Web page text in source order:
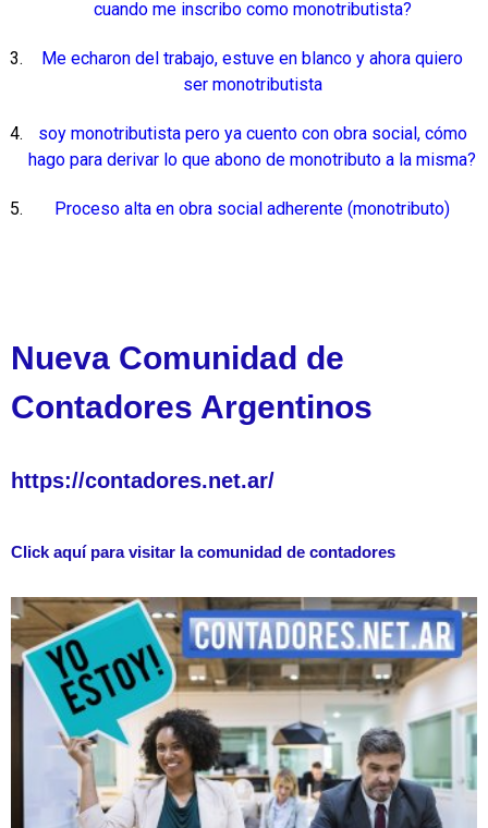
cuando me inscribo como monotributista?
Me echaron del trabajo, estuve en blanco y ahora quiero
ser monotributista
soy monotributista pero ya cuento con obra social, cómo
hago para derivar lo que abono de monotributo a la misma?
Proceso alta en obra social adherente (monotributo)
Nueva Comunidad de
Contadores Argentinos
https://contadores.net.ar/
Click aquí para visitar la comunidad de contadores